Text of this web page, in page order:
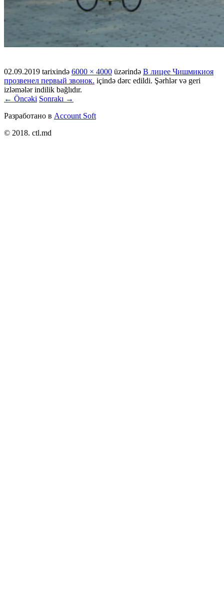
02.09.2019 tarixində 6000 × 4000 üzərində В лицее Чишмикиоя
прозвенел первый звонок. içində dərc edildi. Şərhlər və geri
izləmələr indilik bağlıdır.
← Öncəki Sonrakı →
Разработано в Account Soft
© 2018. ctl.md